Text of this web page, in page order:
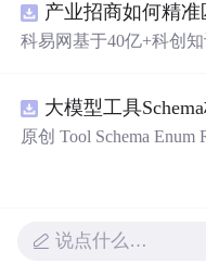
新领域的AI+数智化解
智能化发展。
科易网基于40亿+科创
新领域的AI+数智化解
智能化发展。
原创 Tool Schema
真实运行效果图、
License 及原创与授权
说点什么…